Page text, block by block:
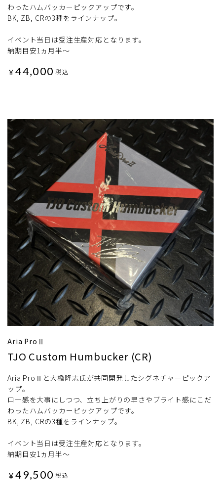
わったハムバッカーピックアップです。
BK, ZB, CRの3種をラインナップ。
イベント当日は受注生産対応となります。
納期目安1ヵ月半～
¥ 44,000 税込
Aria ProⅡ
TJO Custom Humbucker (CR)
Aria ProⅡと大橋隆志氏が共同開発したシグネチャーピックア
ップ。
ロー感を大事にしつつ、立ち上がりの早さやブライト感にこだ
わったハムバッカーピックアップです。
BK, ZB, CRの3種をラインナップ。
イベント当日は受注生産対応となります。
納期目安1ヵ月半～
¥ 49,500 税込